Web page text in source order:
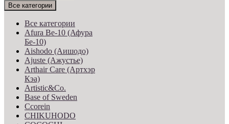
Все категории
Все категории
Afura Be-10 (Афура
Бе-10)
Aishodo (Аишодо)
Ajuste (Ажустье)
Arthair Care (Артхэр
Кэа)
Artistic&Co.
Base of Sweden
Ccorein
CHIKUHODO